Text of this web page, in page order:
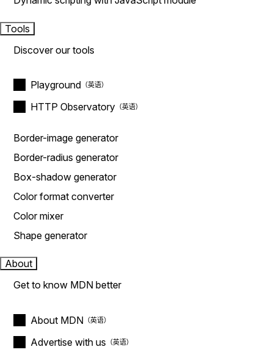
Tools
Discover our tools
Playground
HTTP Observatory
Border-image generator
Border-radius generator
Box-shadow generator
Color format converter
Color mixer
Shape generator
About
Get to know MDN better
About MDN
Advertise with us